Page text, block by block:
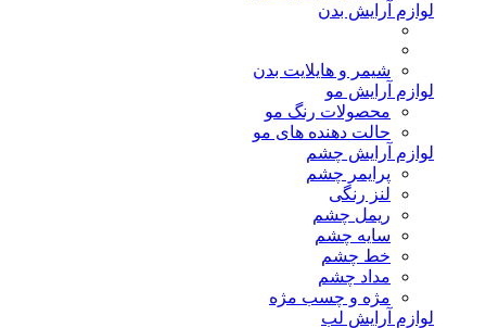
لوازم آرایش بدن
شیمر و هایلایت بدن
لوازم آرایش مو
محصولات رنگ مو
حالت دهنده های مو
لوازم آرایش چشم
پرایمر چشم
لنز رنگی
ریمل چشم
سایه چشم
خط چشم
مداد چشم
مژه و چسب مژه
لوازم آرایش لب